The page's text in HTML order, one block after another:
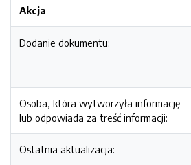
Akcja
Dodanie dokumentu:
Osoba, która wytworzyła informację
lub odpowiada za treść informacji:
Ostatnia aktualizacja: